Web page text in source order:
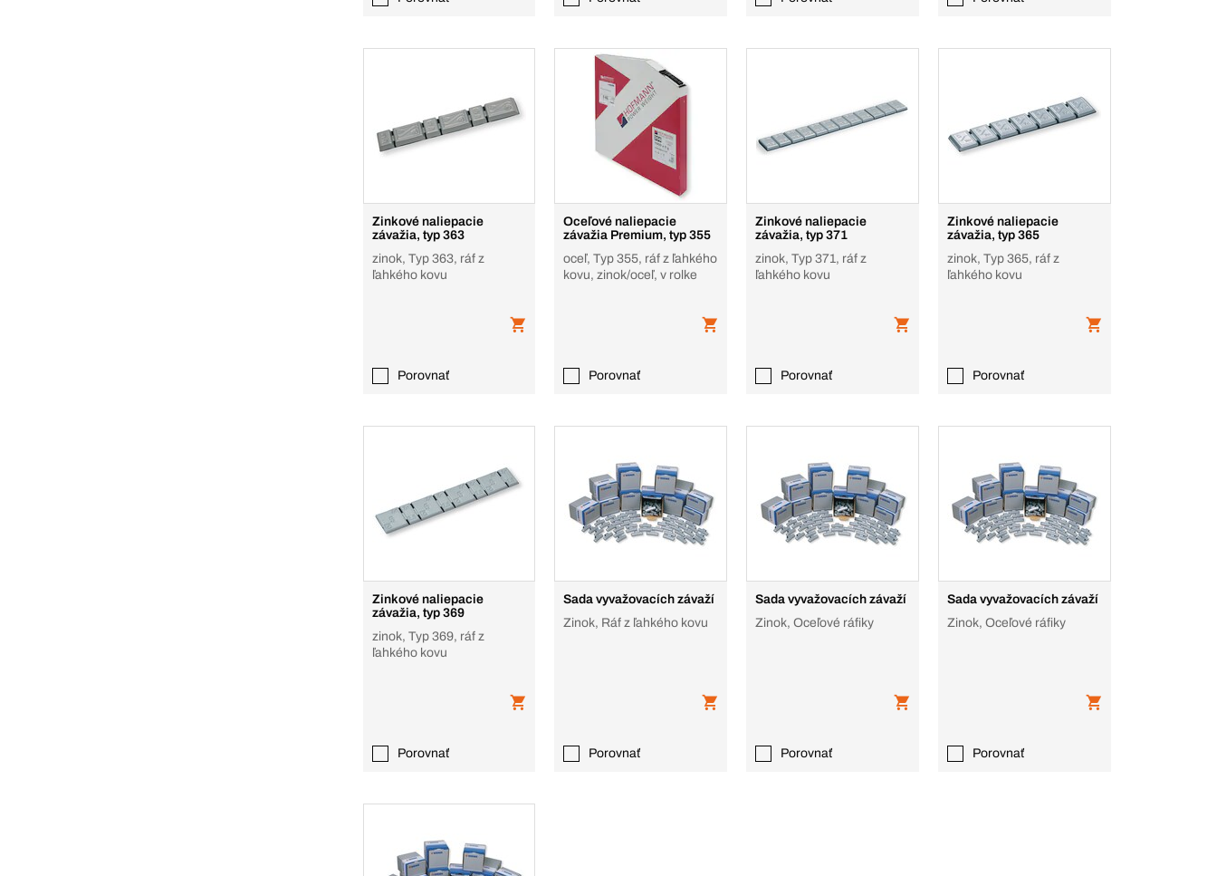
Zinkové naliepacie
závažia, typ 363
zinok, Typ 363, ráf z
ľahkého kovu
Porovnať
Oceľové naliepacie
závažia Premium, typ 355
oceľ, Typ 355, ráf z ľahkého
kovu, zinok/oceľ, v rolke
Porovnať
Zinkové naliepacie
závažia, typ 371
zinok, Typ 371, ráf z
ľahkého kovu
Porovnať
Zinkové naliepacie
závažia, typ 365
zinok, Typ 365, ráf z
ľahkého kovu
Porovnať
Zinkové naliepacie
závažia, typ 369
zinok, Typ 369, ráf z
ľahkého kovu
Porovnať
Sada vyvažovacích závaží
Zinok, Ráf z ľahkého kovu
Porovnať
Sada vyvažovacích závaží
Zinok, Oceľové ráfiky
Porovnať
Sada vyvažovacích závaží
Zinok, Oceľové ráfiky
Porovnať